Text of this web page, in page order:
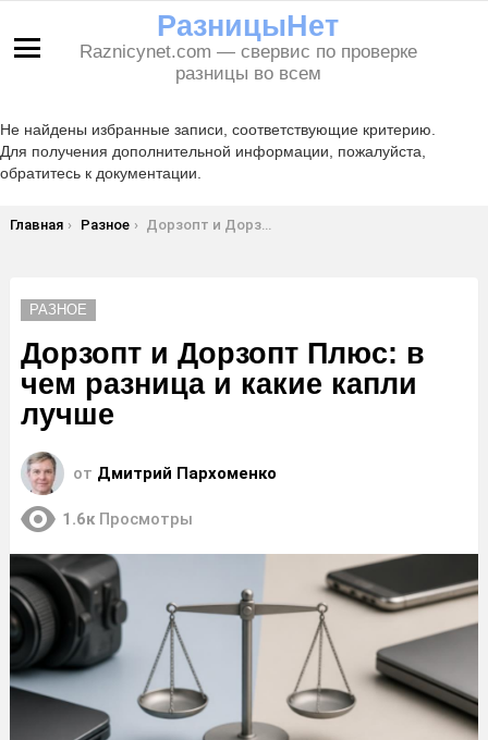
РазницыНет
Raznicynet.com — свервис по проверке
разницы во всем
Не найдены избранные записи, соответствующие критерию.
Для получения дополнительной информации, пожалуйста,
обратитесь к документации.
Вы здесь:
Главная Разное Дорзопт и Дорзопт Плюс: в чем разница и какие капли лучше
РАЗНОЕ
Дорзопт и Дорзопт Плюс: в
чем разница и какие капли
лучше
от Дмитрий Пархоменко
1.6к Просмотры